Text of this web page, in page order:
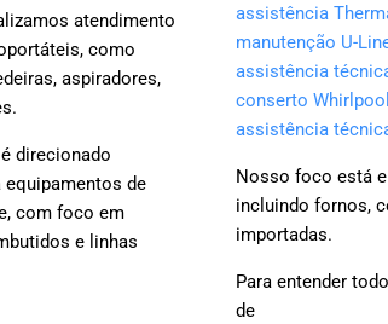
atendimento
como
aspiradores,
direcionado
equipamentos de
com foco em
e linhas
assistência
manutenção U-
assistência
conserto
assistência
Nosso foco está
incluindo fornos,
importadas.
Para entender
de